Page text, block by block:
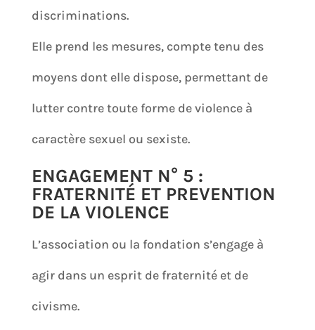
discriminations.
Elle prend les mesures, compte tenu des
moyens dont elle dispose, permettant de
lutter contre toute forme de violence à
caractère sexuel ou sexiste.
ENGAGEMENT N° 5 :
FRATERNITÉ ET PREVENTION
DE LA VIOLENCE
L’association ou la fondation s’engage à
agir dans un esprit de fraternité et de
civisme.